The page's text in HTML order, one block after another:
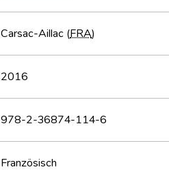
Carsac-Aillac (FRA)
2016
978-2-36874-114-6
Französisch